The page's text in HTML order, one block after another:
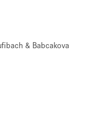
& Babcakova